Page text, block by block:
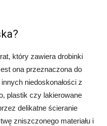
który zawiera drobinki
ona przeznaczona do
niedoskonałości z
plastik czy lakierowane
delikatne ścieranie
zniszczonego materiału i